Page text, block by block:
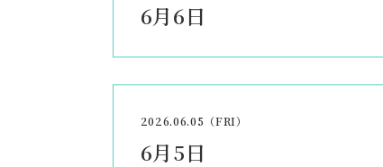
6月6日
2026.06.05（FRI）
6月5日